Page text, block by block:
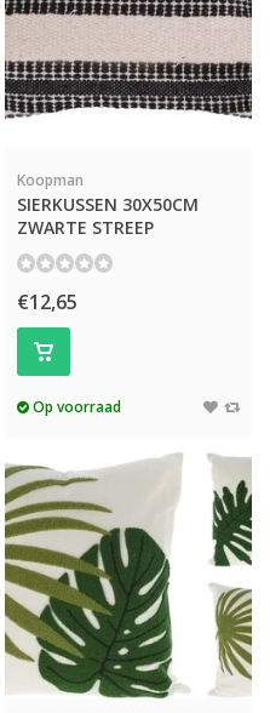
Koopman
SIERKUSSEN 30X50CM
ZWARTE STREEP
€12,65
Op voorraad